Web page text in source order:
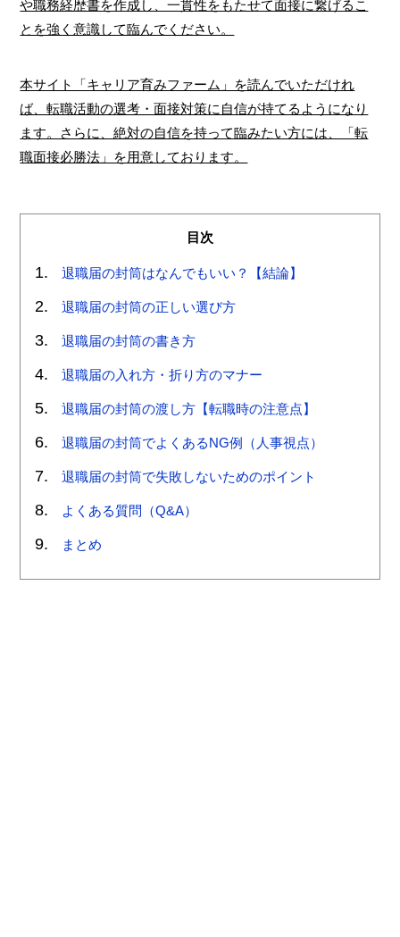
や職務経歴書を作成し、一貫性をもたせて面接に繋げるこ
とを強く意識して臨んでください。
本サイト「キャリア育みファーム」を読んでいただけれ
ば、転職活動の選考・面接対策に自信が持てるようになり
ます。さらに、絶対の自信を持って臨みたい方には、「転
職面接必勝法」を用意しております。
目次
退職届の封筒はなんでもいい？【結論】
退職届の封筒の正しい選び方
退職届の封筒の書き方
退職届の入れ方・折り方のマナー
退職届の封筒の渡し方【転職時の注意点】
退職届の封筒でよくあるNG例（人事視点）
退職届の封筒で失敗しないためのポイント
よくある質問（Q&A）
まとめ